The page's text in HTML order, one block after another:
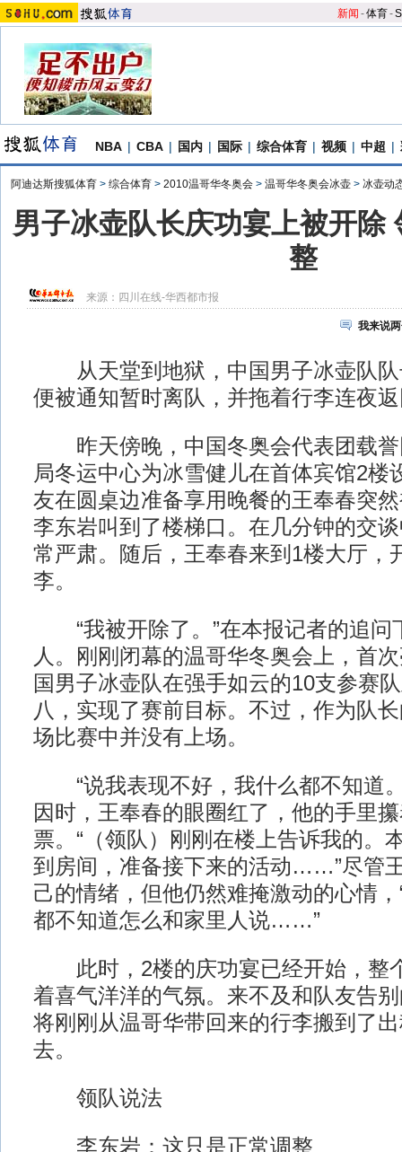
新闻 -体育-S
NBA | CBA | 国内 | 国际 | 综合体育 | 视频 | 中超 |
阿迪达斯搜狐体育 > 综合体育 > 2010温哥华冬奥会 > 温哥华冬奥会冰壶 > 冰壶动
男子冰壶队长庆功宴上被开除
整
来源： 四川在线-华西都市报
我来说
从天堂到地狱，中国男子冰壶队队
便被通知暂时离队，并拖着行李连夜
昨天傍晚，中国冬奥会代表团载誉
局冬运中心为冰雪健儿在首体宾馆2楼
友在圆桌边准备享用晚餐的王奉春突
李东岩叫到了楼梯口。在几分钟的交
常严肃。随后，王奉春来到1楼大厅，
李。
“我被开除了。”在本报记者的追问
人。刚刚闭幕的温哥华冬奥会上，首
国男子冰壶队在强手如云的10支参赛
八，实现了赛前目标。不过，作为队
场比赛中并没有上场。
“说我表现不好，我什么都不知道
因时，王奉春的眼圈红了，他的手里
票。“（领队）刚刚在楼上告诉我的。
到房间，准备接下来的活动……”尽管
己的情绪，但他仍然难掩激动的心情
都不知道怎么和家里人说……”
此时，2楼的庆功宴已经开始，整
着喜气洋洋的气氛。来不及和队友告
将刚刚从温哥华带回来的行李搬到了
去。
领队说法
李东岩：这只是正常调整